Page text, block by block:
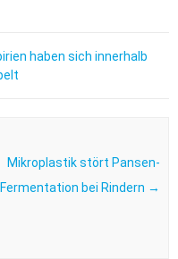
haben sich innerhalb
Mikroplastik stört Pansen-
Fermentation bei Rindern →